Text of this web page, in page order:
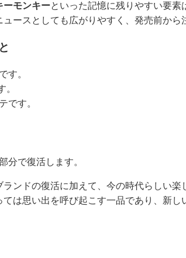
ーモンキーといった記憶に残りやすい要素
ースとしても広がりやすく、発売前から
す。
。
です。
分で復活します。
ランドの復活に加えて、今の時代らしい
は思い出を呼び起こす一品であり、新